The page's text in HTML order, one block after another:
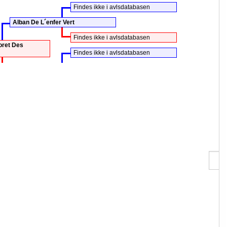
Findes ikke i avlsdatabasen
Alban De L´enfer Vert
Findes ikke i avlsdatabasen
Des
Findes ikke i avlsdatabasen